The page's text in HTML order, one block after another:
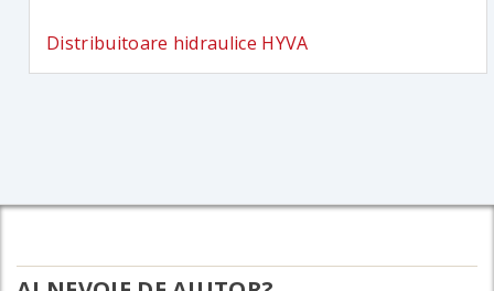
Distribuitoare hidraulice HYVA